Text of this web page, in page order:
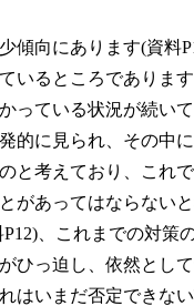
向にあります(資料
いるところでありま
っている状況が続い
的に見られ、その中
と考えており、これ
があってはならない
、これまでの対策
ひっ迫し、依然とし
はいまだ否定できな